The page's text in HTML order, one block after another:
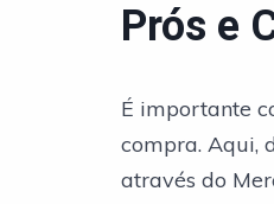
Prós e
É importante
compra. Aqui,
através do